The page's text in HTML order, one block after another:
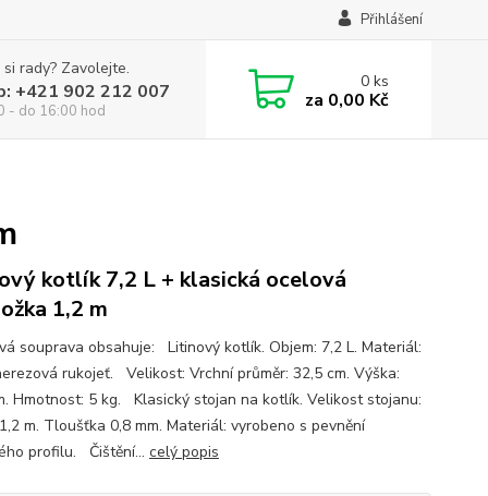
Přihlášení
rady? Zavolejte.
+421 902 212 007
- do 16:00 hod
0ks
za 0,00 Kč
kotlík 7,2 L + klasická ocelová
1,2 m
souprava obsahuje: Litinový kotlík. Objem: 7,2 L. Materiál:
rukojeť. Velikost: Vrchní průměr: 32,5 cm. Výška:
Hmotnost: 5 kg. Klasický stojan na kotlík. Velikost stojanu:
m. Tloušťka 0,8 mm. Materiál: vyrobeno s pevnění
profilu. Čištění... celý popis